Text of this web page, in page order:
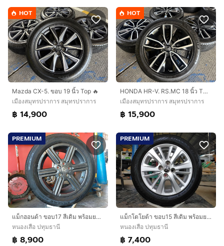
HOT
Mazda CX-5. ขอบ 19 นิ้ว Top 🔥
เมืองสมุทรปราการ สมุทรปราการ
฿ 14,900
HOT
HONDA HR-V. RS.MC 18 นิ้ว TOP🔥
เมืองสมุทรปราการ สมุทรปราการ
฿ 15,900
PREMIUM
แม็กฮอนด้า ขอบ17 สีเดิม พร้อมยางดันลอป 215 60 17 ปี23 ยางสวยทุกเส้นใส่ HRV ได้ทุกรุ่น
หนองเสือ ปทุมธานี
฿ 8,900
PREMIUM
แม็กโตโยต้า ขอบ15 สีเดิม พร้อมยางดันลอป 185 60 15 ปี23 ใส่ vios yaris
หนองเสือ ปทุมธานี
฿ 7,400